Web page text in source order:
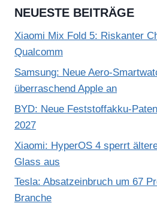
NEUESTE BEITRÄGE
Xiaomi Mix Fold 5: Riskanter
Qualcomm
Samsung: Neue Aero-
überraschend Apple an
BYD: Neue Feststoffakku-
2027
Xiaomi: HyperOS 4 sperrt
Glass aus
Tesla: Absatzeinbruch um 67
Branche